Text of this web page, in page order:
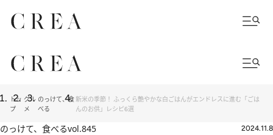
トッ
プ
グル
メ
のっけて、食
べる
新米の季節！ ふっくら艶やかな白ごはんがエンドレスに進む「ごは
んのお供」レシピ6選
のっけて、食べるvol.845 2024.11.8